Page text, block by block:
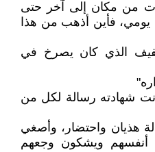
من مكان إلى آخر حتى
يومي، فأين أذهب من هذا
الذي كان يصرخ في
شهادته رسالة لكل من
هذيان واحتضار، وأصغي
أنفسهم ويشكون وجعهم